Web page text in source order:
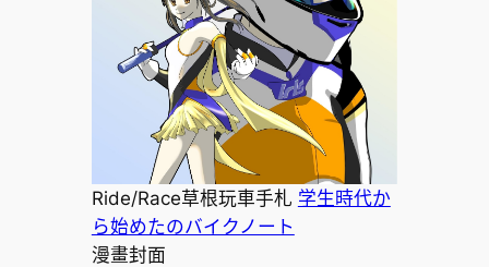
Ride/Race草根玩車手札 学生時代か
ら始めたのバイクノート
漫畫封面